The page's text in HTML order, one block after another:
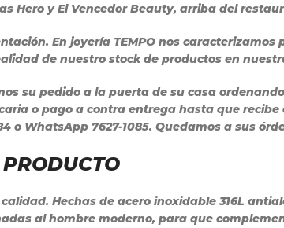
Hero y El Vencedor Beauty, arriba del
En joyería TEMPO nos
de nuestro stock de productos en
su pedido a la puerta de su casa
o pago a contra entrega hasta que recibe
o WhatsApp 7627-1085. Quedamos a sus
Hechas de acero inoxidable 316L
al hombre moderno, para que